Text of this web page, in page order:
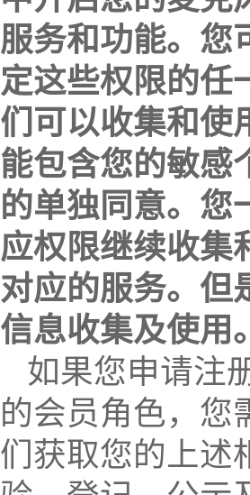
服务和功能。您
定这些权限的任
们可以收集和使
能包含您的敏感
的单独同意。您
应权限继续收集
对应的服务。但
信息收集及使用。
如果您申请注
的会员角色，您
们获取您的上述